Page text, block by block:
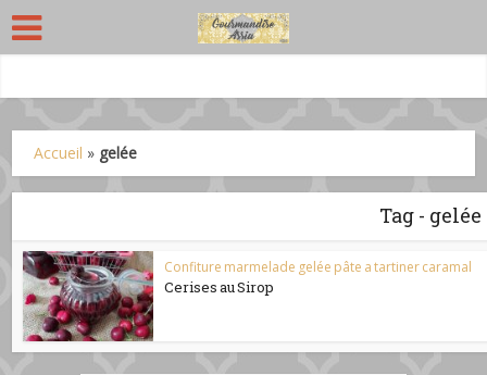
Accueil » gelée
Tag - gelée
Confiture marmelade gelée pâte a tartiner caramal
Cerises au Sirop